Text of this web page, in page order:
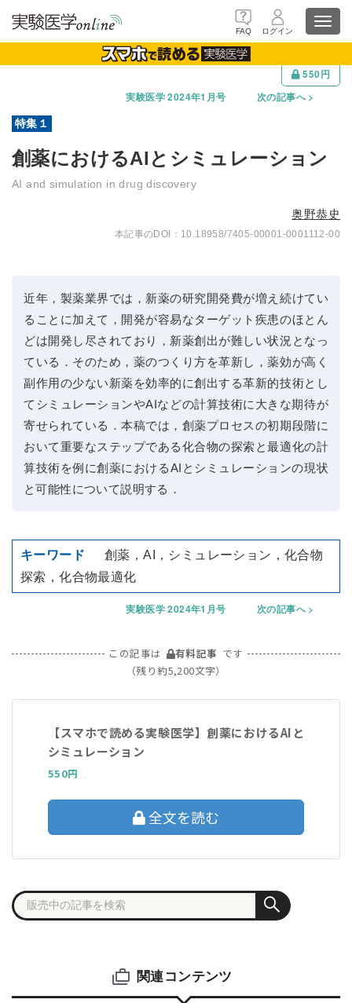
FAQ ログイン
550円
実験医学 2024年1月号
次の記事へ
創薬におけるAIとシミュレーション
AI and simulation in drug discovery
奥野恭史
10.18958/7405-00001-0001112-00
近年，製薬業界では，新薬の研究開発費が増え続けてい
ることに加えて，開発が容易なターゲット疾患のほとん
どは開発し尽されており，新薬創出が難しい状況となっ
ている．そのため，薬のつくり方を革新し，薬効が高く
副作用の少ない新薬を効率的に創出する革新的技術とし
てシミュレーションやAIなどの計算技術に大きな期待が
寄せられている．本稿では，創薬プロセスの初期段階に
おいて重要なステップである化合物の探索と最適化の計
算技術を例に創薬におけるAIとシミュレーションの現状
と可能性について説明する．
創薬，AI，シミュレーション，化合物
探索，化合物最適化
実験医学 2024年1月号 次の記事へ
この記事は 有料記事 です
（残り約5,200文字）
【スマホで読める実験医学】創薬におけるAIと
シミュレーション
550円
全文を読む
関連コンテンツ